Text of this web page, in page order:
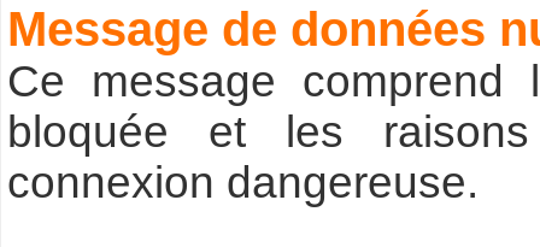
Message de données
Ce message comprend
bloquée et les
connexion dangereuse.